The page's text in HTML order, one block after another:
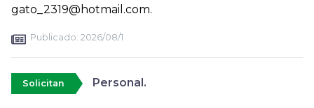
gato_2319@hotmail.com.
Publicado: 2026/08/1
Solicitan Personal.